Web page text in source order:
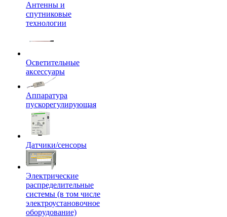
Антенны и
спутниковые
технологии
Осветительные
аксессуары
Аппаратура
пускорегулирующая
Датчики/сенсоры
Электрические
распределительные
системы (в том числе
электроустановочное
оборудование)